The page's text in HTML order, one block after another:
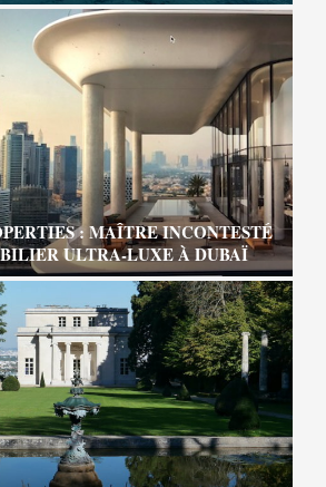
: MAÎTRE INCONTESTÉ
ULTRA-LUXE À DUBAÏ